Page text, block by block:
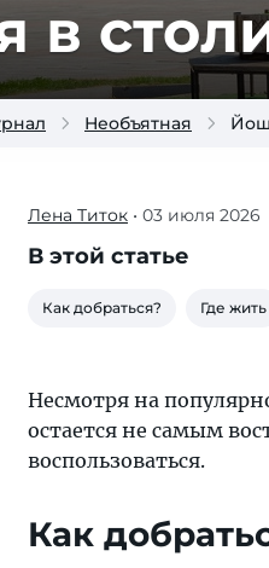
в
Необъятная
Йошкар-
Ола
креативными
аутентичными
блюдами
и
традициями,
о
Лена Титок • 03 июля 2026
В этой статье
Как добраться? Где жить
Несмотря на
остается не самым
воспользоваться.
Как